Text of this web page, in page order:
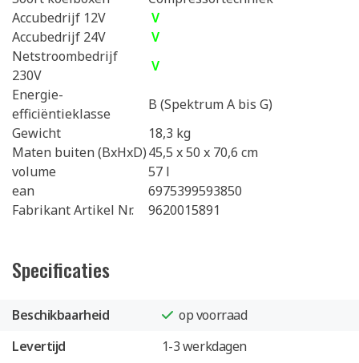
Accubedrijf 12V
V
Accubedrijf 24V
V
Netstroombedrijf
230V
V
Energie-
efficiëntieklasse
B (Spektrum A bis G)
Gewicht
18,3 kg
Maten buiten (BxHxD)45,5 x 50 x 70,6 cm
volume
57 l
ean
6975399593850
Fabrikant Artikel Nr.
9620015891
Specificaties
Beschikbaarheid
op voorraad
Levertijd
1-3 werkdagen